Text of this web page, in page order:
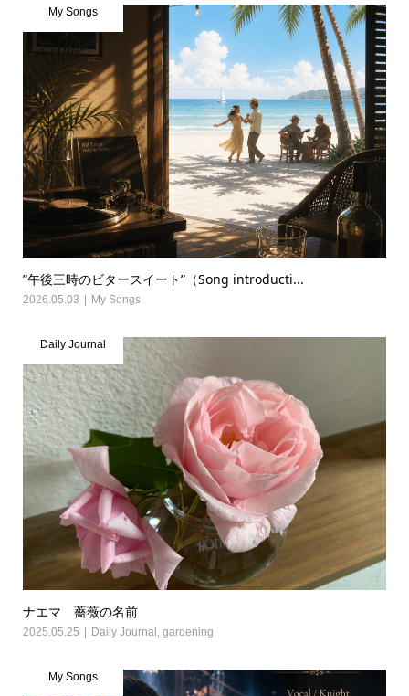
My Songs
”午後三時のビタースイート”（Song introducti...
2026.05.03 My Songs
Daily Journal
ナエマ 薔薇の名前
2025.05.25 Daily Journal gardening
My Songs